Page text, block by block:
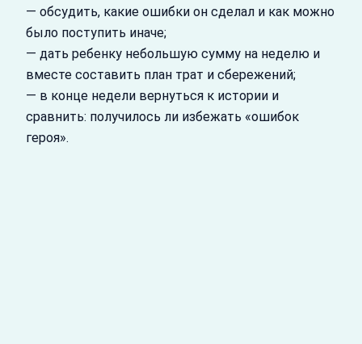
— обсудить, какие ошибки он сделал и как можно
было поступить иначе;
— дать ребенку небольшую сумму на неделю и
вместе составить план трат и сбережений;
— в конце недели вернуться к истории и
сравнить: получилось ли избежать «ошибок
героя».